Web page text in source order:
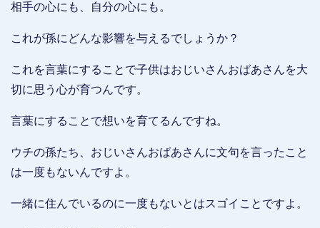
相手の心にも、自分の心にも。
これが孫にどんな影響を与えるでしょうか？
これを言葉にすることで子供はおじいさんおばあさんを大
切に思う心が育つんです。
言葉にすることで想いを育てるんですね。
ウチの孫たち、おじいさんおばあさんに文句を言ったこと
は一度もないんですよ。
一緒に住んでいるのに一度もないとはスゴイことですよ。